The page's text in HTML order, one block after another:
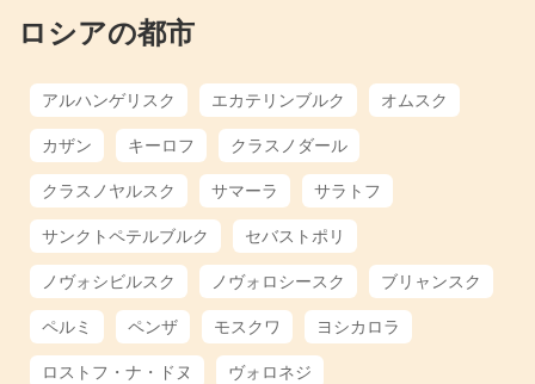
ロシアの都市
アルハンゲリスク エカテリンブルク
オムスク
カザン
キーロフ
クラスノダール
クラスノヤルスク
サマーラ
サラトフ
サンクトペテルブルク
セバストポリ
ノヴォシビルスク
ノヴォロシースク
ブリャンスク
ペルミ
ペンザ モスクワ
ヨシカロラ
ロストフ・ナ・ドヌ
ヴォロネジ